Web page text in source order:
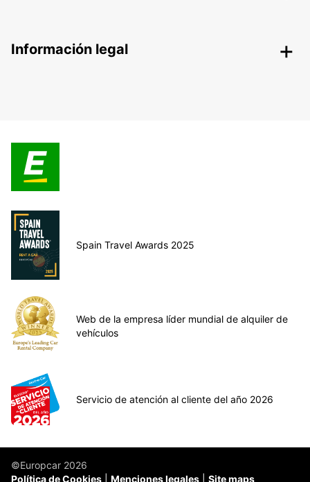
Información legal
Spain Travel Awards 2025
Web de la empresa líder mundial de alquiler de
vehículos
Servicio de atención al cliente del año 2026
©Europcar 2026
Política de Cookies
Menciones legales Site maps